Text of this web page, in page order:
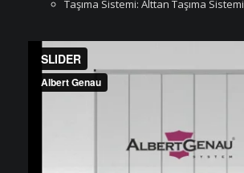
Taşıma Sistemi: Alttan Taşıma Sistemi